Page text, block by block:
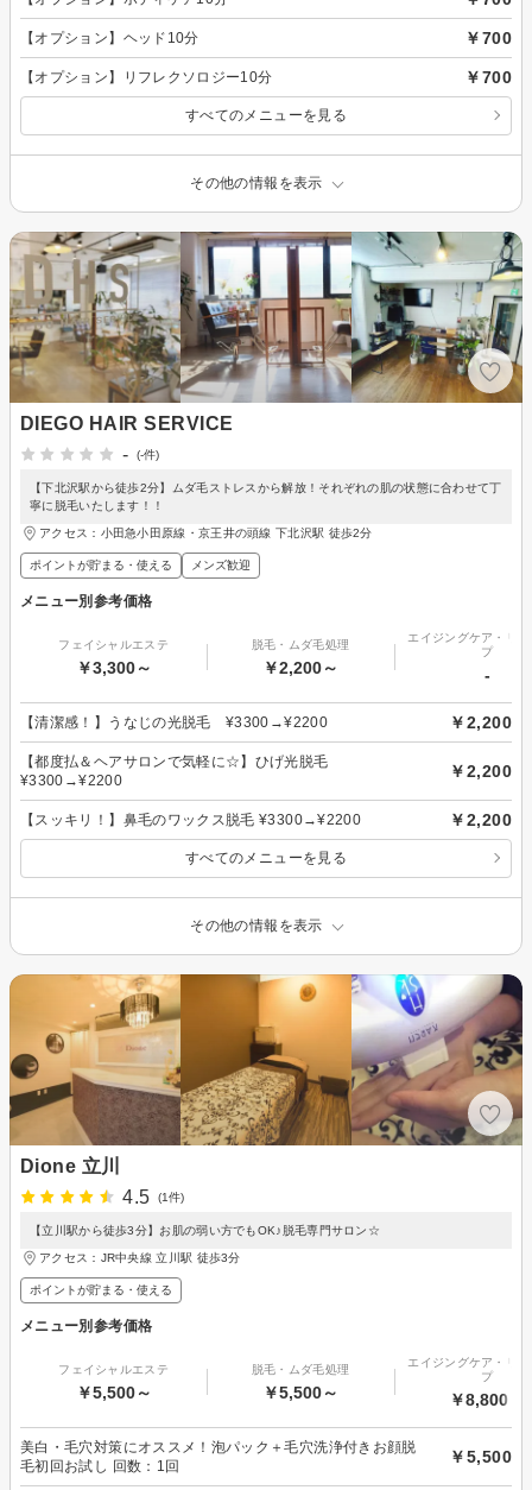
【オプション】ヘッド10分 ￥700
【オプション】リフレクソロジー10分 ￥700
すべてのメニューを見る
その他の情報を表示
DIEGO HAIR SERVICE
-
(-件)
【下北沢駅から徒歩2分】ムダ毛ストレスから解放！それぞれの肌の状態に合わせて丁
寧に脱毛いたします！！
アクセス：小田急小田原線・京王井の頭線 下北沢駅 徒歩2分
ポイントが貯まる・使える メンズ歓迎
メニュー別参考価格
フェイシャルエステ
￥3,300～
脱毛・ムダ毛処理
￥2,200～
エイジングケア・リ
プ
-
【清潔感！】うなじの光脱毛 ¥3300→¥2200 ￥2,200
【都度払＆ヘアサロンで気軽に☆】ひげ光脱毛
¥3300→¥2200
￥2,200
【スッキリ！】鼻毛のワックス脱毛 ¥3300→¥2200 ￥2,200
すべてのメニューを見る
その他の情報を表示
Dione 立川
4.5
(1件)
【立川駅から徒歩3分】お肌の弱い方でもOK♪脱毛専門サロン☆
アクセス：JR中央線 立川駅 徒歩3分
ポイントが貯まる・使える
メニュー別参考価格
フェイシャルエステ
￥5,500～
脱毛・ムダ毛処理
￥5,500～
エイジングケア・リ
プ
￥8,800～
美白・毛穴対策にオススメ！泡パック＋毛穴洗浄付きお顔脱
毛初回お試し 回数：1回
￥5,500